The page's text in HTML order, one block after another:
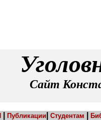
Сайт
Публикации Студентам